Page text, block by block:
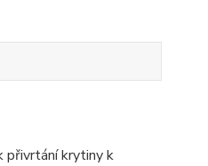
přivrtání krytiny k